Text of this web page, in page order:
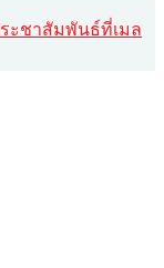
ระชาสัมพันธ์ที่เมล